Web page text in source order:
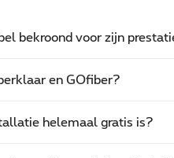
bekroond voor zijn
en GOfiber?
helemaal gratis is?